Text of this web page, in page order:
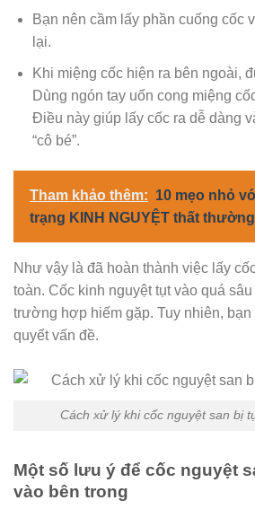
Bạn nên cầm lấy phần cuống cốc
lại.
Khi miệng cốc hiện ra bên ngoài,
Dùng ngón tay uốn cong miệng
Điều này giúp lấy cốc ra dễ dàng
“cô bé”.
Tham khảo thêm: 10 mẹo nhỏ
trạng KINH NGUYỆT thất thường
Như vậy là đã hoàn thành việc lấy
toàn. Cốc kinh nguyệt tụt vào quá
trường hợp hiếm gặp. Tuy nhiên,
quyết vấn đề.
Cách xử lý khi cốc nguyệt san bị
Một số lưu ý để cốc nguyệt
vào bên trong